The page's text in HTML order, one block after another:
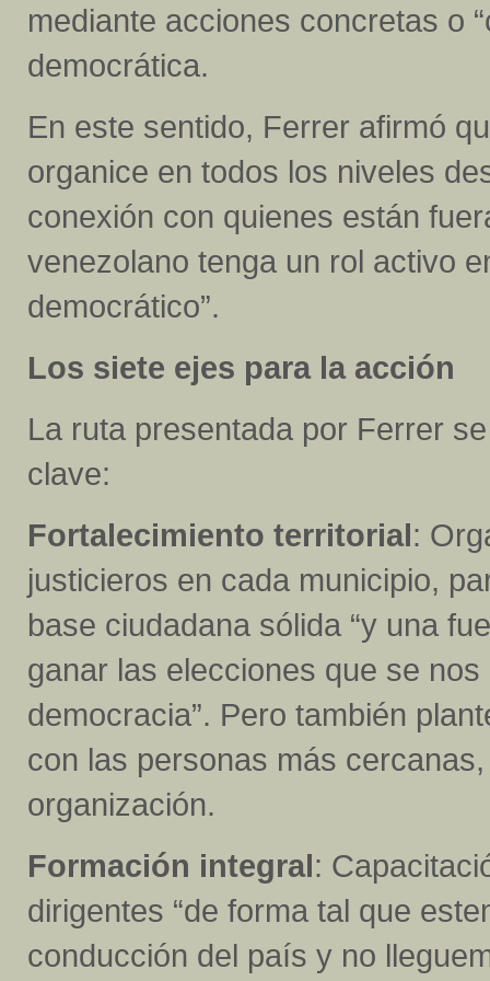
mediante acciones concretas o
democrática.
En este sentido, Ferrer afirmó
organice en todos los niveles
conexión con quienes están
venezolano tenga un rol activo
democrático”.
Los siete ejes para la acción
La ruta presentada por Ferrer
clave:
Fortalecimiento territorial:
justicieros en cada municipio,
base ciudadana sólida “y una
ganar las elecciones que se
democracia”. Pero también
con las personas más
organización.
Formación integral:
dirigentes “de forma tal que
conducción del país y no